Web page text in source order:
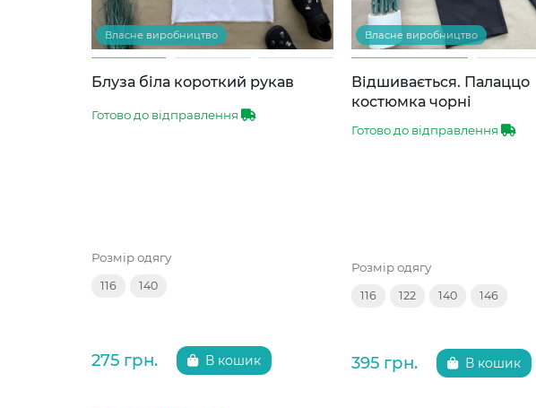
Власне виробництво
Блуза біла короткий рукав
Готово до відправлення
Розмір одягу
116 140
275 грн. В кошик
Власне виробництво
Відшивається. Палаццо
костюмка чорні
Готово до відправлення
Розмір одягу
116 122 140 146
395 грн. В кошик